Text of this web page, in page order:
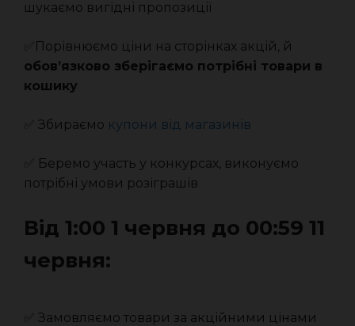
шукаємо вигідні пропозиції
✅Порівнюємо ціни на сторінках акцій, й
обов’язково зберігаємо потрібні товари в
кошику
✅ Збираємо купони від магазинів
✅ Беремо участь у конкурсах, виконуємо
потрібні умови розіграшів
Від 1:00 1 червня до 00:59 11
червня:
✅ Замовляємо товари за акційними цінами